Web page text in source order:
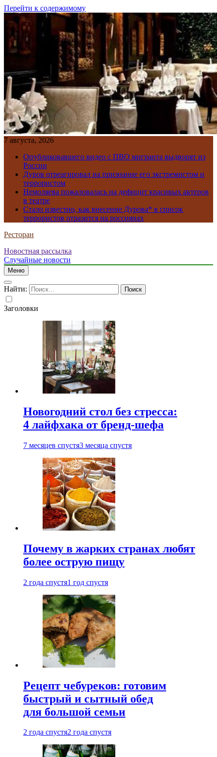
Перейти к содержимому
7 августа, 2026
Опубликовавшего видео с ПВО мигранта выдворят из
России
Дуров отреагировал на признание его экстремистом и
террористом
Немоляева пожаловалась на дефицит красивых актеров
в театре
Стало известно, как внесение Дурова* в список
террористов отразится на россиянах
Ресторан
Новостная рассылка
Случайные новости
Меню
Найти:
Заголовки
Новогодний стол без стресса:
4 лайфхака от бренд-шефа
7 месяцев спустя3 месяца спустя
Почему в жарких странах любят
более острую пищу
2 года спустя1 год спустя
Рецепт чебуреков: готовим
быстрый и сытный обед
для большой семьи
2 года спустя2 года спустя